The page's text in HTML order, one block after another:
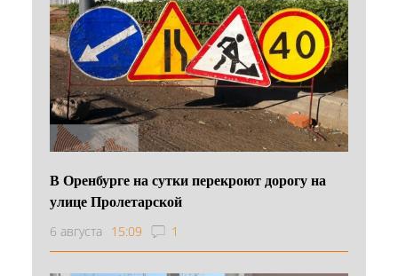
В Оренбурге на сутки перекроют дорогу на
улице Пролетарской
6 августа 15:09 1